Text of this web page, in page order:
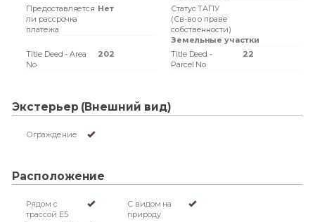
Предоставляется
ли рассрочка
платежа
Нет
Статус ТАПУ
(Св-во о праве
собственности)
Земельные участки
Title Deed - Area
No
202
Title Deed -
Parcel No
22
Экстерьер (Внешний вид)
Ограждение
Расположение
Рядом с
трассой Е5
С видом на
природу